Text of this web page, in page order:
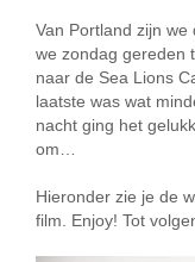
Van Portland zijn
we zondag gereden
naar de Sea Lions
laatste was wat
nacht ging het
om…
Hieronder zie je de
film. Enjoy! Tot